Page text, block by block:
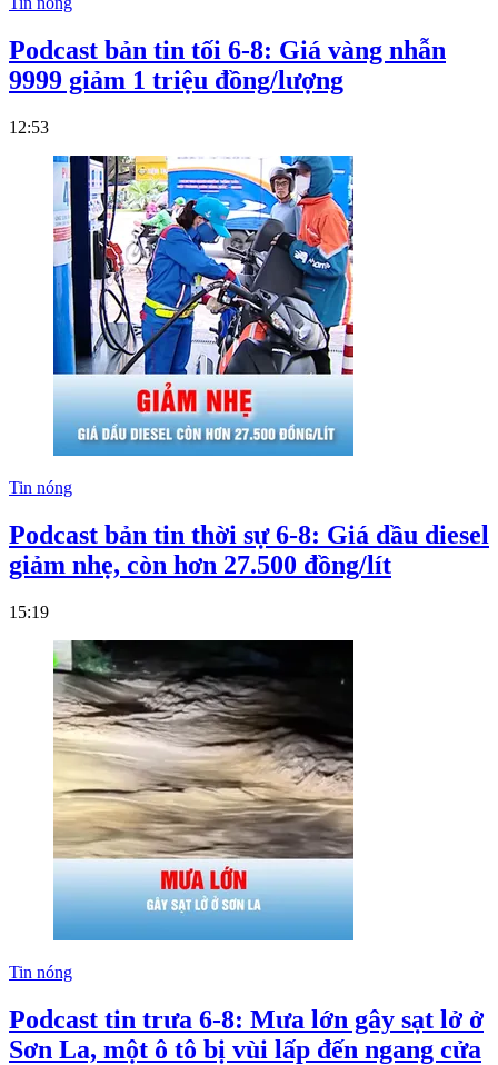
Podcast bản tin tối 6-8: Giá vàng nhẫn
9999 giảm 1 triệu đồng/lượng
12:53
Tin nóng
Podcast bản tin thời sự 6-8: Giá dầu diesel
giảm nhẹ, còn hơn 27.500 đồng/lít
15:19
Tin nóng
Podcast tin trưa 6-8: Mưa lớn gây sạt lở ở
Sơn La, một ô tô bị vùi lấp đến ngang cửa